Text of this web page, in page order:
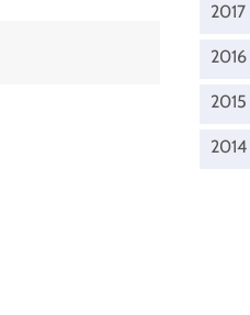
2017
2016
2015
2014